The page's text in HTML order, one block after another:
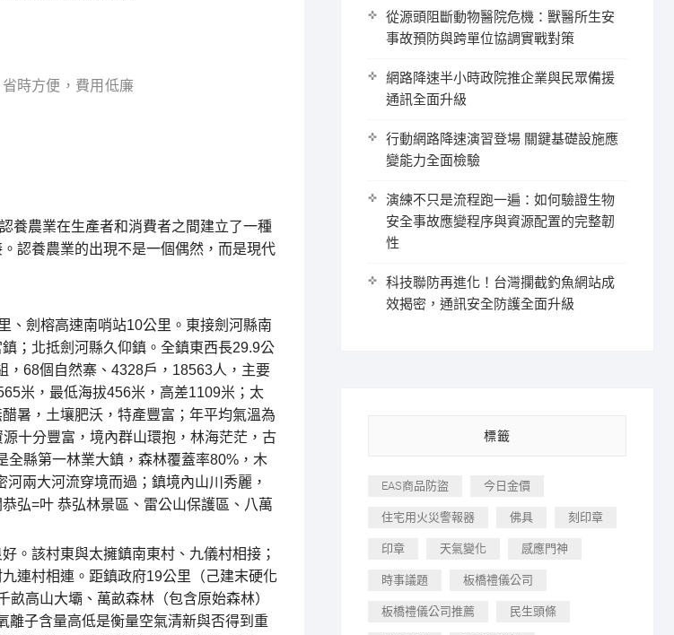
時方便，費用低廉
農業在生產者和消費者之間建立了一種
認養農業的出現不是一個偶然，而是現代
劍榕高速南哨站10公里。東接劍河縣南
；北抵劍河縣久仰鎮。全鎮東西長29.9公
，68個自然寨、4328戶，18563人，主要
米，最低海拔456米，高差1109米；太
暑，土壤肥沃，特產豐富；年平均氣溫為
十分豐富，境內群山環抱，林海茫茫，古
全縣第一林業大鎮，森林覆蓋率80%，木
兩大河流穿境而過；鎮境內山川秀麗，
弘=叶 恭弘林景區、雷公山保護區、八萬
該村東與太擁鎮南東村、九儀村相接；
連村相連。距鎮政府19公里（己建末硬化
高山大壩、萬畝森林（包含原始森林）
離子含量高低是衡量空氣清新與否得到重
從源頭阻斷動物醫院危機：獸醫所生安
事故預防與跨單位協調實戰對策
網路降速半小時政院推企業與民眾備援
通訊全面升級
行動網路降速演習登場 關鍵基礎設施應
變能力全面檢驗
演練不只是流程跑一遍：如何驗證生物
安全事故應變程序與資源配置的完整韌
性
科技聯防再進化！台灣攔截釣魚網站成
效揭密，通訊安全防護全面升級
標籤
EAS商品防盜 今日金價
住宅用火災警報器 佛具 刻印章
印章 天氣變化 感應門神
時事議題 板橋禮儀公司
板橋禮儀公司推薦 民生頭條